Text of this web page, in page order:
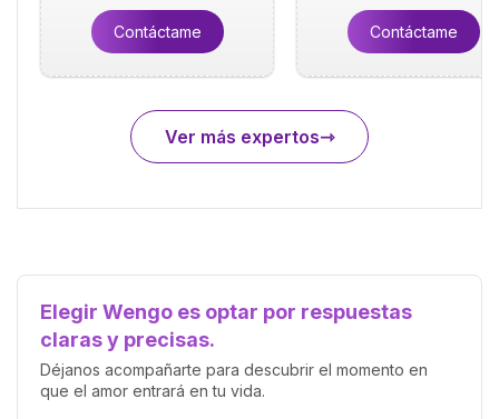
Contáctame Contáctame
Ver más expertos
Elegir Wengo es optar por respuestas
claras y precisas.
Déjanos acompañarte para descubrir el momento en
que el amor entrará en tu vida.